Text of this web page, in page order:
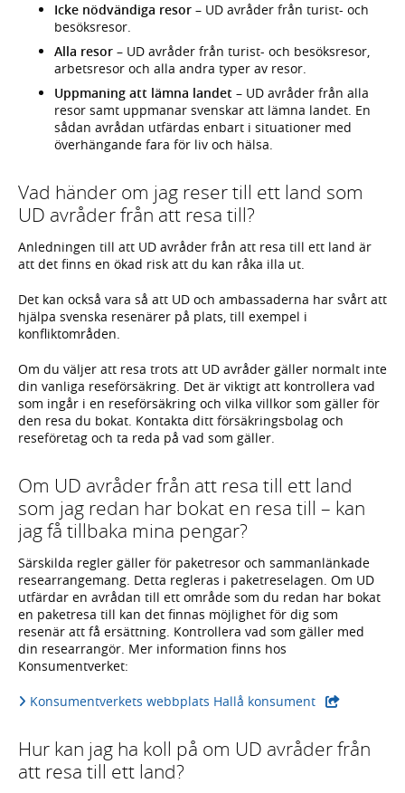
Icke nödvändiga resor – UD avråder från turist- och
besöksresor.
Alla resor – UD avråder från turist- och besöksresor,
arbetsresor och alla andra typer av resor.
Uppmaning att lämna landet – UD avråder från alla
resor samt uppmanar svenskar att lämna landet. En
sådan avrådan utfärdas enbart i situationer med
överhängande fara för liv och hälsa.
Vad händer om jag reser till ett land som
UD avråder från att resa till?
Anledningen till att UD avråder från att resa till ett land är
att det finns en ökad risk att du kan råka illa ut.
Det kan också vara så att UD och ambassaderna har svårt att
hjälpa svenska resenärer på plats, till exempel i
konfliktområden.
Om du väljer att resa trots att UD avråder gäller normalt inte
din vanliga reseförsäkring. Det är viktigt att kontrollera vad
som ingår i en reseförsäkring och vilka villkor som gäller för
den resa du bokat. Kontakta ditt försäkringsbolag och
reseföretag och ta reda på vad som gäller.
Om UD avråder från att resa till ett land
som jag redan har bokat en resa till – kan
jag få tillbaka mina pengar?
Särskilda regler gäller för paketresor och sammanlänkade
researrangemang. Detta regleras i paketreselagen. Om UD
utfärdar en avrådan till ett område som du redan har bokat
en paketresa till kan det finnas möjlighet för dig som
resenär att få ersättning. Kontrollera vad som gäller med
din researrangör. Mer information finns hos
Konsumentverket:
Konsumentverkets webbplats Hallå konsument
Hur kan jag ha koll på om UD avråder från
att resa till ett land?